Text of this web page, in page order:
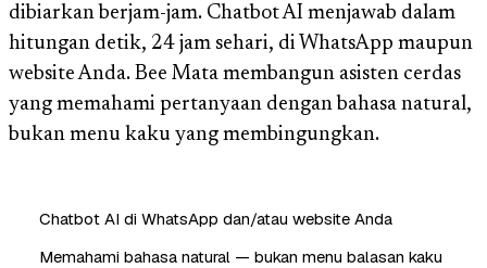
dibiarkan berjam-jam. Chatbot AI menjawab dalam
hitungan detik, 24 jam sehari, di WhatsApp maupun
website Anda. Bee Mata membangun asisten cerdas
yang memahami pertanyaan dengan bahasa natural,
bukan menu kaku yang membingungkan.
Chatbot AI di WhatsApp dan/atau website Anda
Memahami bahasa natural — bukan menu balasan kaku